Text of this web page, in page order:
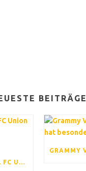
BEITRÄGE
⚽ ☀️🏔️ DIE PROFIS VOM 1. FC UNION BERLIN ZIEHT ES ERNEUT INS TRAININGSLAGER 🏔️☀️⚽